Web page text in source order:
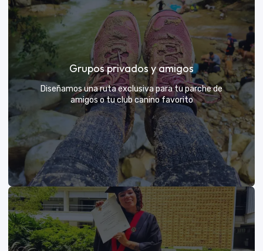
Días de Campo para Empresas
El mejor beneficio para tu equipo: compartir con sus
exploradores y fortalecer lazos rodeados de
naturaleza
VER MÁS
Grupos privados y amigos
Diseñamos una ruta exclusiva para tu parche de
amigos o tu club canino favorito